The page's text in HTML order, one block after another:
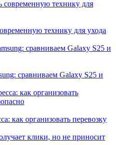
технику для ухода
сравниваем Galaxy S25 и
как организовать перевозку